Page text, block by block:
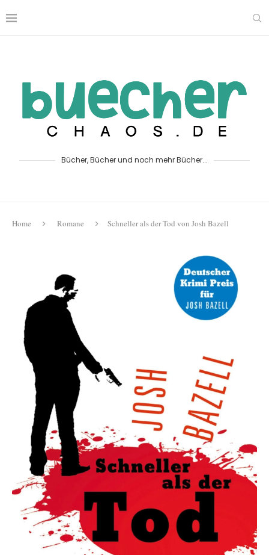
Bücher, Bücher und noch mehr Bücher...
Home Romane Schneller als der Tod von Josh Bazell